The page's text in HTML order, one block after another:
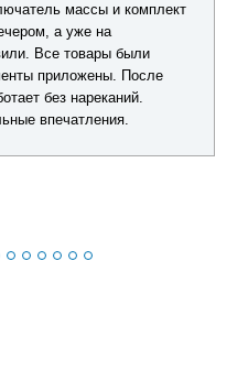
массы и комплект
а уже на
Все товары были
приложены. После
без нареканий.
впечатления.